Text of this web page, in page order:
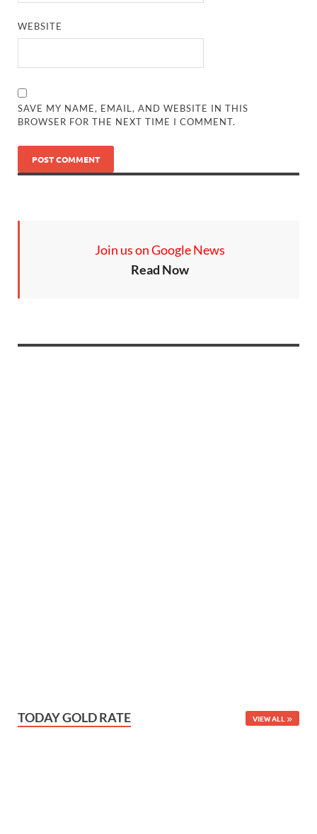
WEBSITE
SAVE MY NAME, EMAIL, AND WEBSITE IN THIS
BROWSER FOR THE NEXT TIME I COMMENT.
Join us on Google News
Read Now
TODAY GOLD RATE VIEW ALL